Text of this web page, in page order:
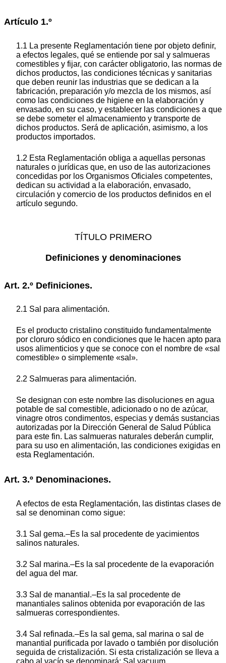
Artículo 1.º
1.1 La presente Reglamentación tiene por objeto definir,
a efectos legales, qué se entiende por sal y salmueras
comestibles y fijar, con carácter obligatorio, las normas de
dichos productos, las condiciones técnicas y sanitarias
que deben reunir las industrias que se dedican a la
fabricación, preparación y/o mezcla de los mismos, así
como las condiciones de higiene en la elaboración y
envasado, en su caso, y establecer las condiciones a que
se debe someter el almacenamiento y transporte de
dichos productos. Será de aplicación, asimismo, a los
productos importados.
1.2 Esta Reglamentación obliga a aquellas personas
naturales o jurídicas que, en uso de las autorizaciones
concedidas por los Organismos Oficiales competentes,
dedican su actividad a la elaboración, envasado,
circulación y comercio de los productos definidos en el
artículo segundo.
TÍTULO PRIMERO
Definiciones y denominaciones
Art. 2.º Definiciones.
2.1 Sal para alimentación.
Es el producto cristalino constituido fundamentalmente
por cloruro sódico en condiciones que le hacen apto para
usos alimenticios y que se conoce con el nombre de «sal
comestible» o simplemente «sal».
2.2 Salmueras para alimentación.
Se designan con este nombre las disoluciones en agua
potable de sal comestible, adicionado o no de azúcar,
vinagre otros condimentos, especias y demás sustancias
autorizadas por la Dirección General de Salud Pública
para este fin. Las salmueras naturales deberán cumplir,
para su uso en alimentación, las condiciones exigidas en
esta Reglamentación.
Art. 3.º Denominaciones.
A efectos de esta Reglamentación, las distintas clases de
sal se denominan como sigue:
3.1 Sal gema.–Es la sal procedente de yacimientos
salinos naturales.
3.2 Sal marina.–Es la sal procedente de la evaporación
del agua del mar.
3.3 Sal de manantial.–Es la sal procedente de
manantiales salinos obtenida por evaporación de las
salmueras correspondientes.
3.4 Sal refinada.–Es la sal gema, sal marina o sal de
manantial purificada por lavado o también por disolución
seguida de cristalización. Si esta cristalización se lleva a
cabo al vacío se denominará: Sal vacuum.